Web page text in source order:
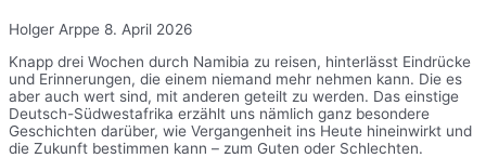
Holger Arppe 8. April 2026
Knapp drei Wochen durch Namibia zu reisen, hinterlässt Eindrücke
und Erinnerungen, die einem niemand mehr nehmen kann. Die es
aber auch wert sind, mit anderen geteilt zu werden. Das einstige
Deutsch-Südwestafrika erzählt uns nämlich ganz besondere
Geschichten darüber, wie Vergangenheit ins Heute hineinwirkt und
die Zukunft bestimmen kann – zum Guten oder Schlechten.